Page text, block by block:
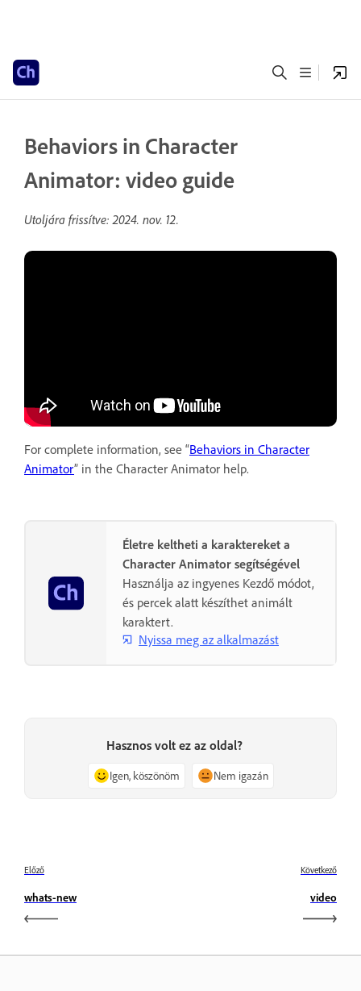
Behaviors in Character
Animator: video guide
Utoljára frissítve:2024. nov. 12.
For complete information, see “Behaviors in Character
Animator” in the Character Animator help.
Életre keltheti a karaktereket a
Character Animator segítségével
Használja az ingyenes Kezdő módot,
és percek alatt készíthet animált
karaktert.
Nyissa meg az alkalmazást
Hasznos volt ez az oldal?
Igen, köszönöm Nem igazán
Előző
whats-new
Következő
video